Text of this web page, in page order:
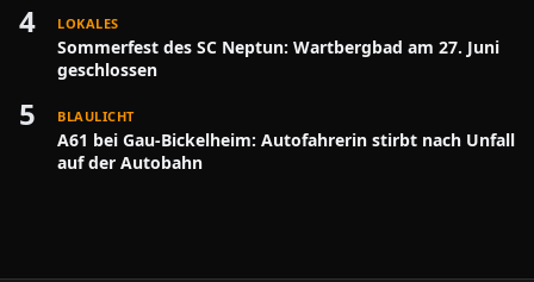
4 LOKALES
Sommerfest des SC Neptun: Wartbergbad am 27. Juni
geschlossen
5 BLAULICHT
A61 bei Gau-Bickelheim: Autofahrerin stirbt nach Unfall
auf der Autobahn